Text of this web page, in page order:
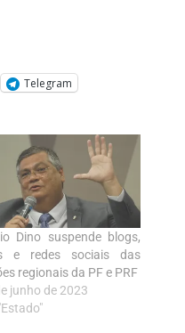
Telegram
Dino suspende blogs,
e redes sociais das
regionais da PF e PRF
junho de 2023